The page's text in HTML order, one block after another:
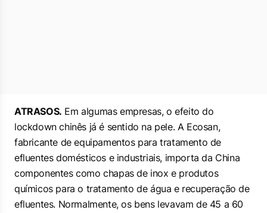
ATRASOS. Em algumas empresas, o efeito do
lockdown chinês já é sentido na pele. A Ecosan,
fabricante de equipamentos para tratamento de
efluentes domésticos e industriais, importa da China
componentes como chapas de inox e produtos
químicos para o tratamento de água e recuperação de
efluentes. Normalmente, os bens levavam de 45 a 60